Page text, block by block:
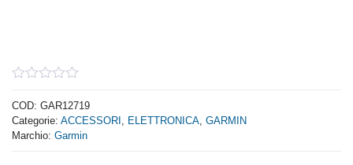
out
of
5
COD: GAR12719
Categorie: ACCESSORI ELETTRONICA GARMIN
Marchio: Garmin